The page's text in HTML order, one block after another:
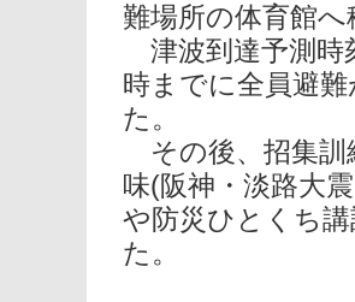
難場所の体育館
津波到達予測時
時までに全員避
た。
その後、招集訓
味(阪神・淡路⼤
や防災ひとくち
た。